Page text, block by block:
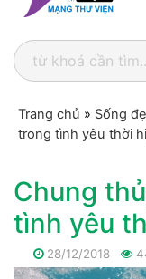
Trang chủ » Sống
trong tình yêu thời
Chung
tình yêu
28/12/2018